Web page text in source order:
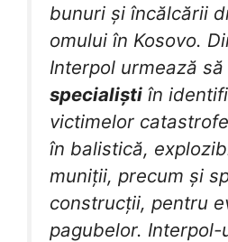
bunuri și încălcării
omului în Kosovo.
Interpol urmează
specialiști în
victimelor
în balistică,
muniții, precum și
construcții, pentru
pagubelor.